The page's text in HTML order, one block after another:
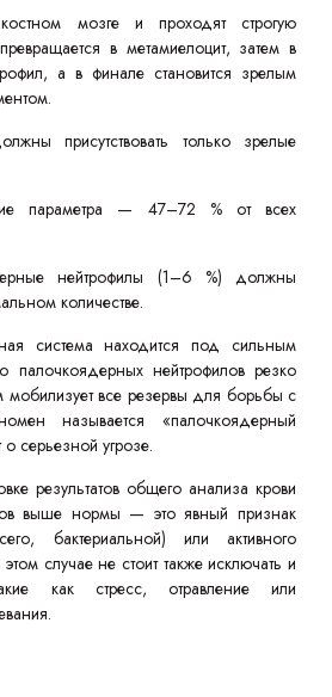
мозге и проходят строгую
в метамиелоцит, затем в
а в финале становится зрелым
присутствовать только зрелые
параметра — 47–72 % от всех
нейтрофилы (1–6 %) должны
количестве.
система находится под сильным
палочкоядерных нейтрофилов резко
мобилизует все резервы для борьбы с
называется «палочкоядерный
о серьезной угрозе.
результатов общего анализа крови
выше нормы — это явный признак
бактериальной) или активного
случае не стоит также исключать и
как стресс, отравление или